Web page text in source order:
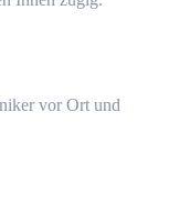
vor Ort und